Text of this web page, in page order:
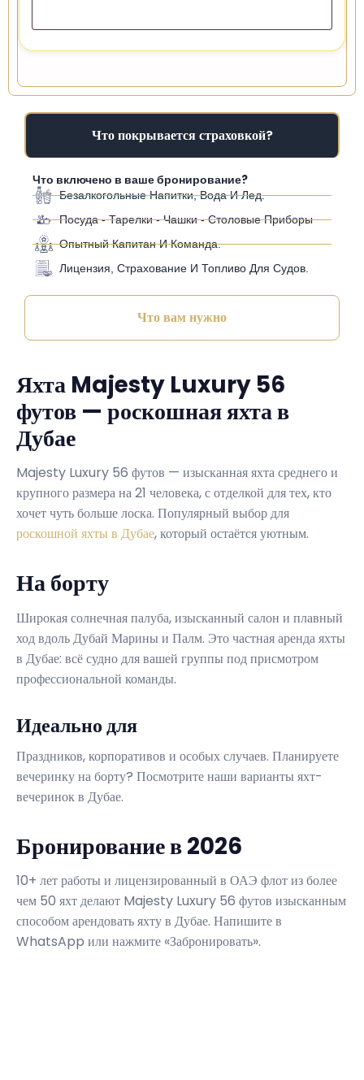
Что покрывается страховкой?
Что вам нужно
Что включено в ваше бронирование?
Безалкогольные Напитки, Вода И Лед.
Посуда - Тарелки - Чашки - Столовые Приборы
Опытный Капитан И Команда.
Лицензия, Страхование И Топливо Для Судов.
Яхта Majesty Luxury 56
футов — роскошная яхта в
Дубае
Majesty Luxury 56 футов — изысканная яхта среднего и
крупного размера на 21 человека, с отделкой для тех, кто
хочет чуть больше лоска. Популярный выбор для
роскошной яхты в Дубае, который остаётся уютным.
На борту
Широкая солнечная палуба, изысканный салон и плавный
ход вдоль Дубай Марины и Палм. Это частная аренда яхты
в Дубае: всё судно для вашей группы под присмотром
профессиональной команды.
Идеально для
Праздников, корпоративов и особых случаев. Планируете
вечеринку на борту? Посмотрите наши варианты яхт-
вечеринок в Дубае.
Бронирование в 2026
10+ лет работы и лицензированный в ОАЭ флот из более
чем 50 яхт делают Majesty Luxury 56 футов изысканным
способом арендовать яхту в Дубае. Напишите в
WhatsApp или нажмите «Забронировать».